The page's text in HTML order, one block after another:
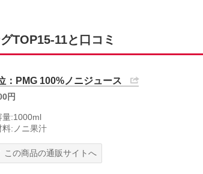
TOP15-11と口コミ
：PMG 100%ノニジュース
円
量:1000ml
料:ノニ果汁
この商品の通販サイトへ